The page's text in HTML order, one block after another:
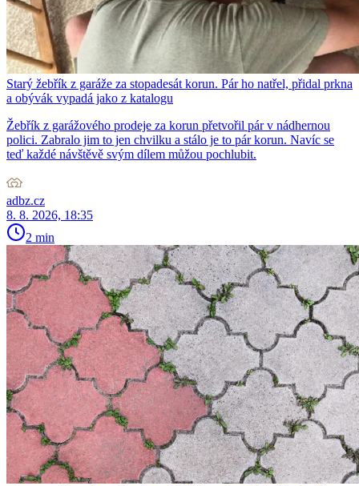
Starý žebřík z garáže za stopadesát korun. Pár ho natřel, přidal prkna
a obývák vypadá jako z katalogu
Žebřík z garážového prodeje za korun přetvořil pár v nádhernou
polici. Zabralo jim to jen chvilku a stálo je to pár korun. Navíc se
teď každé návštěvě svým dílem můžou pochlubit.
adbz.cz
8. 8. 2026, 18:35
2 min